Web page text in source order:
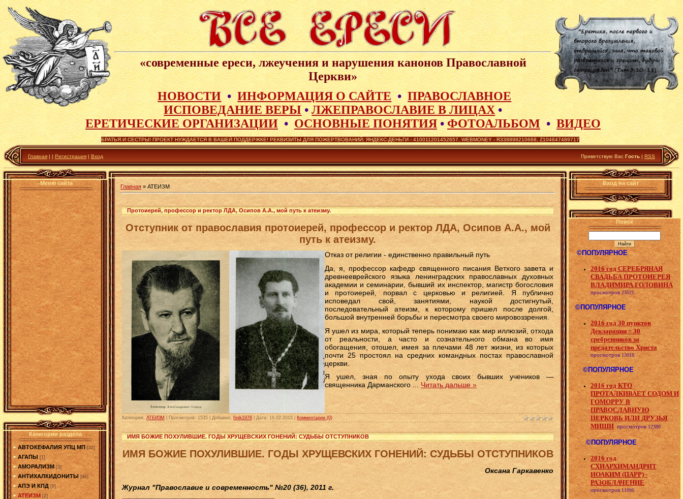
«современные ереси, лжеучения и нарушения канонов Православной
Церкви»
НОВОСТИ• ИНФОРМАЦИЯ О САЙТЕ • ПРАВОСЛАВНОЕ
ИСПОВЕДАНИЕ ВЕРЫ•ЛЖЕПРАВОСЛАВИЕ В ЛИЦАХ•
ЕРЕТИЧЕСКИЕ ОРГАНИЗАЦИИ •ОСНОВНЫЕ ПОНЯТИЯ• ФОТОАЛЬБОМ• ВИДЕО
БРАТЬЯ И СЕСТРЫ! ПРОЕКТ НУЖДАЕТСЯ В ВАШЕЙ ПОДДЕРЖКЕ! РЕКВИЗИТЫ ДЛЯ ПОЖЕРТВОВАНИЙ: ЯНДЕКС-ДЕНЬГИ - 410011201452657, WEBMONEY - R338898210668, Z104647489717
Главная | | Регистрация | Вход Приветствую Вас Гость | RSS
Меню сайта
Категории раздела
АВТОКЕФАЛИЯ УПЦ МП [32]
АГАПЫ [1]
АМОРАЛИЗМ [3]
АНТИХАЛКИДОНИТЫ [46]
АПЭ И КПД [0]
АТЕИЗМ [2]
Главная » АТЕИЗМ
Протоиерей, профессор и ректор ЛДА, Осипов А.А., мой путь к атеизму.
Отступник от православия протоиерей, профессор и ректор ЛДА, Осипов А.А., мой
путь к атеизму.
Отказ от религии - единственно правильный путь
Да, я, профессор кафедр священного писания Ветхого завета и
древнееврейского языка ленинградских православных духовных
академии и семинарии, бывший их инспектор, магистр богословия
и протоиерей, порвал с церковью и религией. Я публично
исповедал свой, занятиями, наукой достигнутый,
последовательный атеизм, к которому пришел после долгой,
большой внутренней борьбы и пересмотра своего мировоззрения.
Я ушел из мира, который теперь понимаю как мир иллюзий, отхода
от реальности, а часто и сознательного обмана во имя
обогащения, отошел, имея за плечами 48 лет жизни, из которых
почти 25 простоял на средних командных постах православной
церкви.
Я ушел, зная по опыту ухода своих бывших учеников —
священника Дарманского ... Читать дальше »
Категория: АТЕИЗМ Просмотров: 1535 Добавил: finik1976 Дата: 16.02.2015 Комментарии (0)
ИМЯ БОЖИЕ ПОХУЛИВШИЕ. ГОДЫ ХРУЩЕВСКИХ ГОНЕНИЙ: СУДЬБЫ ОТСТУПНИКОВ
ИМЯ БОЖИЕ ПОХУЛИВШИЕ.ГОДЫ ХРУЩЕВСКИХ ГОНЕНИЙ: СУДЬБЫ ОТСТУПНИКОВ
Оксана Гаркавенко
Журнал "Православие и современность" №20 (36), 2011 г.
Вход на сайт
Поиск
©ПОПУЛЯРНОЕ
2016 год СЕРЕБРЯНАЯ
СВАДЬБА ПРОТОИЕРЕЯ
ВЛАДИМИРА ГОЛОВИНА
просмотров 23521
©ПОПУЛЯРНОЕ
2016 год 30 пунктов
Декларации = 30
сребренников за
предательство Христа
просмотров 13018
©ПОПУЛЯРНОЕ
2016 год КТО
ПРОТАЛКИВАЕТ СОДОМ И
ГОМОРРУ В
ПРАВОСЛАВНУЮ
ЦЕРКОВЬ ИЛИ ДРУЗЬЯ
МИШИ просмотров 12380
©ПОПУЛЯРНОЕ
2016 год
СХИАРХИМАНДРИТ
ИОАКИМ (ПАРР) -
РАЗОБЛАЧЕНИЕ
просмотров 11096